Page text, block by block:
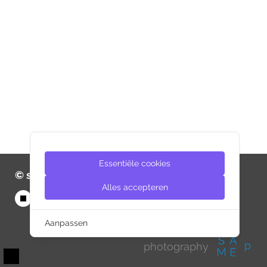
© same-d 2026
photography
Essentiële cookies
Alles accepteren
Aanpassen